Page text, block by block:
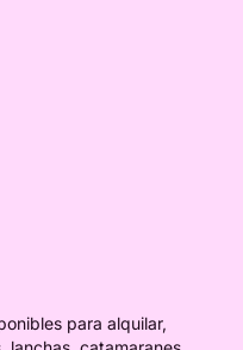
para alquilar,